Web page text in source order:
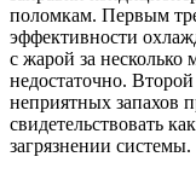
поломкам. Первым
эффективности
с жарой за несколько
недостаточно.
неприятных запахов
свидетельствовать
загрязнении системы.